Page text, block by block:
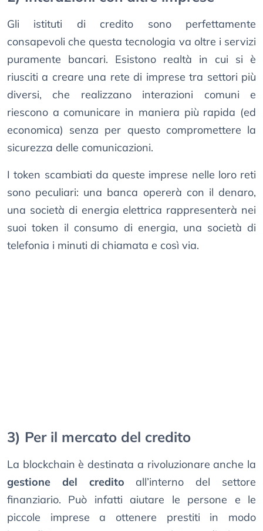
Gli istituti di credito sono perfettamente
consapevoli che questa tecnologia va oltre i servizi
puramente bancari. Esistono realtà in cui si è
riusciti a creare una rete di imprese tra settori più
diversi, che realizzano interazioni comuni e
riescono a comunicare in maniera più rapida (ed
economica) senza per questo compromettere la
sicurezza delle comunicazioni.
I token scambiati da queste imprese nelle loro reti
sono peculiari: una banca opererà con il denaro,
una società di energia elettrica rappresenterà nei
suoi token il consumo di energia, una società di
telefonia i minuti di chiamata e così via.
3) Per il mercato del credito
La blockchain è destinata a rivoluzionare anche la
gestione del creditoall’interno del settore
finanziario. Può infatti aiutare le persone e le
piccole imprese a ottenere prestiti in modo